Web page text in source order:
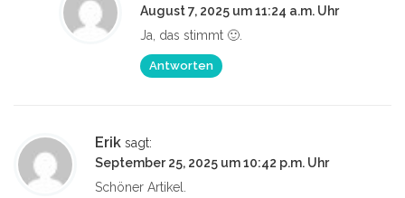
August 7, 2025 um 11:24 a.m. Uhr
Ja, das stimmt 🙂.
Antworten
Erik sagt:
September 25, 2025 um 10:42 p.m. Uhr
Schöner Artikel.